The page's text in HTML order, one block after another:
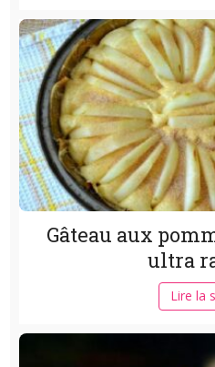
Gâteau aux
ultra
Lire la